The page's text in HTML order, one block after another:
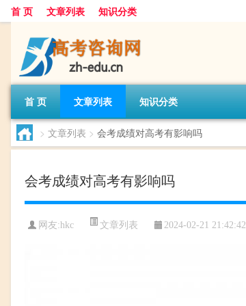
首 页 文章列表 知识分类
首 页 文章列表 知识分类
> 文章列表 > 会考成绩对高考有影响吗
会考成绩对高考有影响吗
网友:hkc 文章列表 2024-02-21 21:42:42